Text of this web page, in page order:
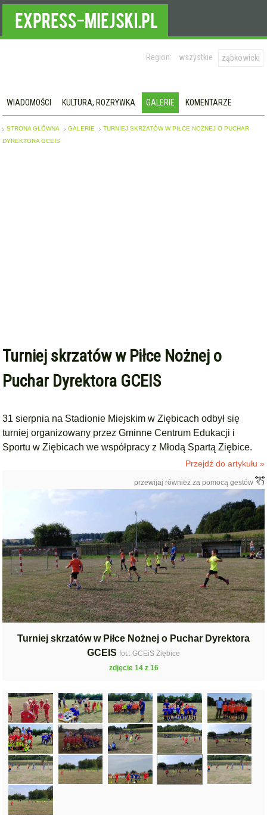
Region: wszystkie ząbkowicki
WIADOMOŚCI KULTURA, ROZRYWKA GALERIE KOMENTARZE
STRONA GŁÓWNA GALERIE
TURNIEJ SKRZATÓW W PIŁCE NOŻNEJ O PUCHAR
DYREKTORA GCEIS
Turniej skrzatów w Piłce Nożnej o
Puchar Dyrektora GCEIS
31 sierpnia na Stadionie Miejskim w Ziębicach odbył się
turniej organizowany przez Gminne Centrum Edukacji i
Sportu w Ziębicach we współpracy z Młodą Spartą Ziębice.
Przejdź do artykułu »
przewijaj również za pomocą gestów
Turniej skrzatów w Piłce Nożnej o Puchar Dyrektora
GCEIS fot.: GCEiS Ziębice
zdjęcie 14 z 16